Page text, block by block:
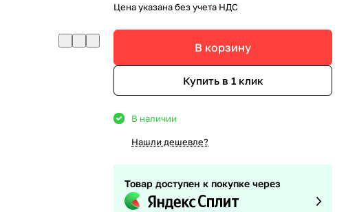
Цена указана без учета НДС
В корзину
Купить в 1 клик
В наличии
Нашли дешевле?
Товар доступен к покупке через